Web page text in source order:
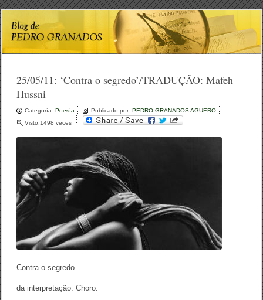
25/05/11: ‘Contra o segredo’/TRADUÇÃO: Mafeh
Hussni
Categoría:Poesía Publicado por:PEDRO GRANADOS AGUERO
Visto:1498 veces
Contra o segredo
da interpretação. Choro.